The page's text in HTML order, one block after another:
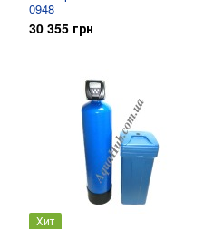
0948
30 355 грн
Хит